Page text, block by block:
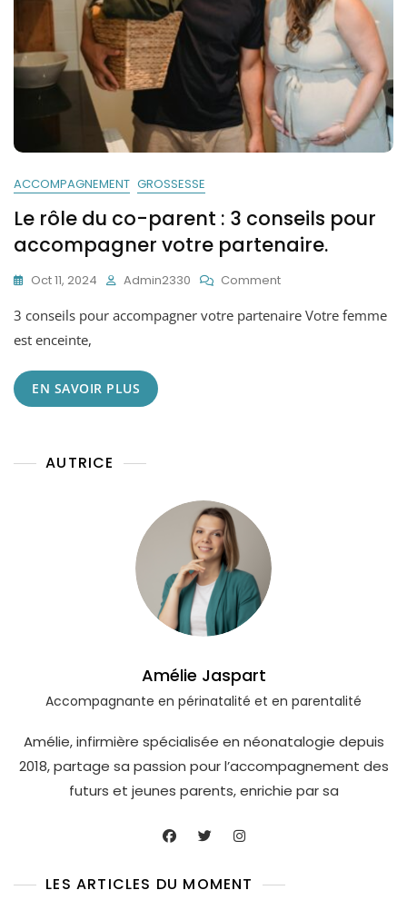
ACCOMPAGNEMENT GROSSESSE
Le rôle du co-parent : 3 conseils pour
accompagner votre partenaire.
Oct 11, 2024 Admin2330 CommentOn
Rôle
3 conseils pour accompagner votre partenaire Votre femme
est enceinte,
EN SAVOIR PLUS
AUTRICE
Amélie Jaspart
Accompagnante en périnatalité et en parentalité
Amélie, infirmière spécialisée en néonatalogie depuis
2018, partage sa passion pour l’accompagnement des
futurs et jeunes parents, enrichie par sa
LES ARTICLES DU MOMENT